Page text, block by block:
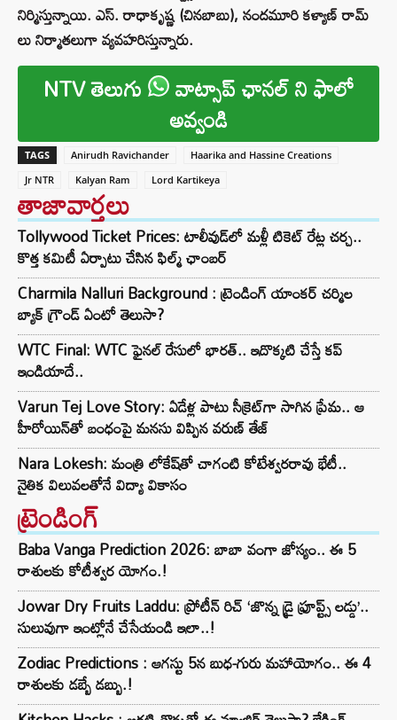
నిర్మిస్తున్నాయి. ఎస్. రాధాకృష్ణ (చినబాబు), నందమూరి కళ్యాణ్ రామ్
లు నిర్మాతలుగా వ్యవహరిస్తున్నారు.
NTV తెలుగు వాట్సాప్ ఛానల్ ని ఫాలో
అవ్వండి
TAGS Anirudh Ravichander
Haarika and Hassine Creations
Jr NTR
Kalyan Ram Lord Kartikeya
తాజావార్తలు
Tollywood Ticket Prices: టాలీవుడ్‌లో మళ్లీ టికెట్‌ రేట్ల చర్చ..
కొత్త కమిటీ ఏర్పాటు చేసిన ఫిల్మ్‌ ఛాంబర్‌
Charmila Nalluri Background : ట్రెండింగ్ యాంకర్ చర్మిల
బ్యాక్ గ్రౌండ్ ఏంటో తెలుసా?
WTC Final: WTC ఫైనల్ రేసులో భారత్.. ఇదొక్కటి చేస్తే కప్
ఇండియాదే..
Varun Tej Love Story: ఏడేళ్ల పాటు సీక్రెట్‌గా సాగిన ప్రేమ.. ఆ
హీరోయిన్‌తో బంధంపై మనసు విప్పిన వరుణ్ తేజ్
Nara Lokesh: మంత్రి లోకేష్‌తో చాగంటి కోటేశ్వరరావు భేటీ..
నైతిక విలువలతోనే విద్యా వికాసం
ట్రెండింగ్‌
Baba Vanga Prediction 2026: బాబా వంగా జోస్యం.. ఈ 5
రాశులకు కోటీశ్వర యోగం.!
Jowar Dry Fruits Laddu: ప్రోటీన్ రిచ్ ‘జొన్న డ్రై ఫ్రూప్ట్స్ లడ్డు’..
సులువుగా ఇంట్లోనే చేసేయండి ఇలా..!
Zodiac Predictions : ఆగస్టు 5న బుధ-గురు మహాయోగం.. ఈ 4
రాశులకు డబ్బే డబ్బు.!